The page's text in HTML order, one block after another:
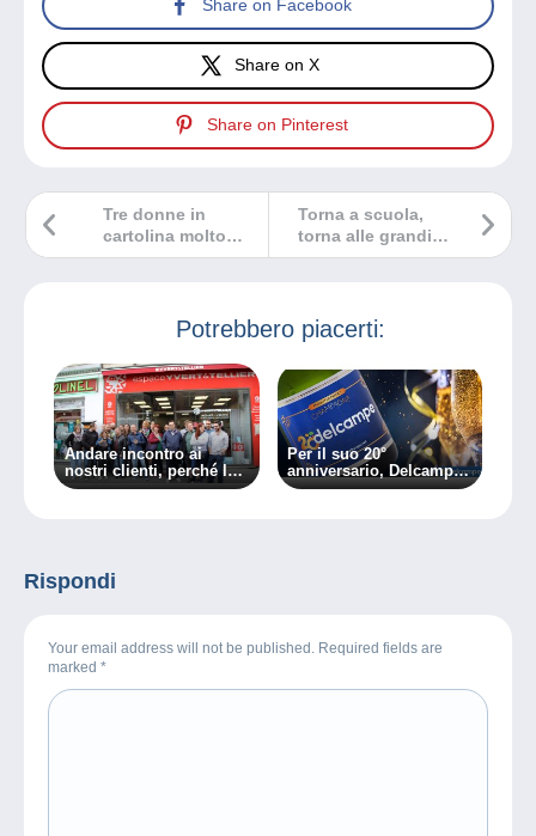
Share on Facebook
Share on X
Share on Pinterest
Torna a scuola,
torna alle grandi
novità del tuo sito
Tre donne in
cartolina molto
popolari! Indovina
Potrebbero piacerti:
Andare incontro ai
nostri clienti, perché la
vostra opinione è
Per il suo 20°
anniversario, Delcampe
sta stappando lo
Rispondi
Your email address will not be published. Required fields are
marked *